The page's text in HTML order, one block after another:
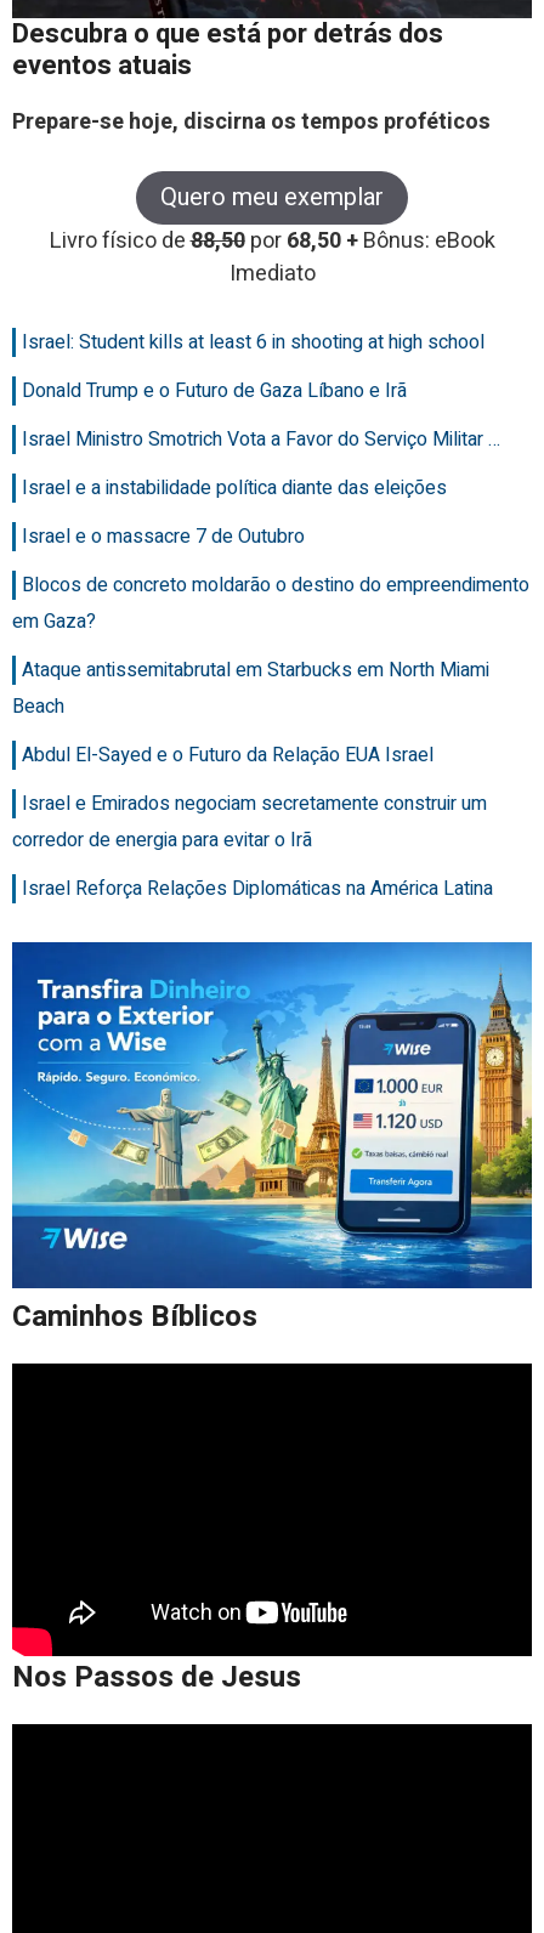
Descubra o que está por detrás dos
eventos atuais
Prepare-se hoje, discirna os tempos proféticos
Quero meu exemplar
Livro físico de88,50 por68,50 +Bônus: eBook
Imediato
Israel: Student kills at least 6 in shooting at high school
Donald Trump e o Futuro de Gaza Líbano e Irã
Israel Ministro Smotrich Vota a Favor do Serviço Militar …
Israel e a instabilidade política diante das eleições
Israel e o massacre 7 de Outubro
Blocos de concreto moldarão o destino do empreendimento
em Gaza?
Ataque antissemitabrutal em Starbucks em North Miami
Beach
Abdul El-Sayed e o Futuro da Relação EUA Israel
Israel e Emirados negociam secretamente construir um
corredor de energia para evitar o Irã
Israel Reforça Relações Diplomáticas na América Latina
Caminhos Bíblicos
Nos Passos de Jesus